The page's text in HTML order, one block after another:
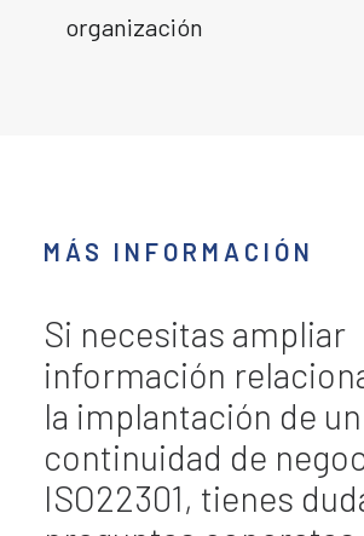
organización
MÁS INFORMACIÓN
Si necesitas ampliar
información
la implantación de
continuidad de
ISO22301, tienes